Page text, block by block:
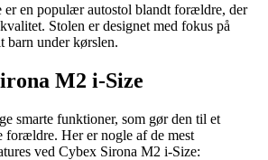
en populær autostol blandt forældre, der
Stolen er designet med fokus på
barn under kørslen.
M2 i-Size
smarte funktioner, som gør den til et
forældre. Her er nogle af de mest
ved Cybex Sirona M2 i-Size: